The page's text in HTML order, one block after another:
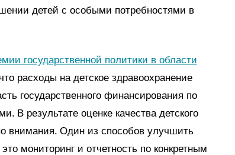
детей с особыми потребностями в
государственной политики в области
расходы на детское здравоохранение
государственного финансирования по
результате оценке качества детского
внимания. Один из способов улучшить
мониторинг и отчетность по конкретным